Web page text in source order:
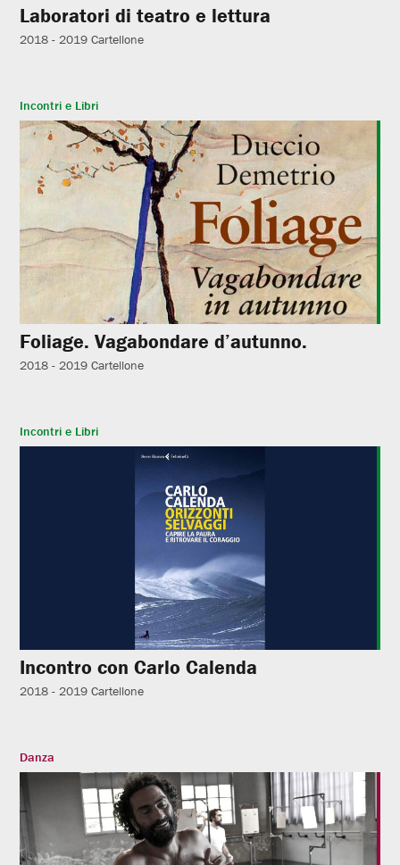
Laboratori di teatro e lettura
2018 - 2019 Cartellone
Incontri e Libri
Foliage. Vagabondare d’autunno.
2018 - 2019 Cartellone
Incontri e Libri
Incontro con Carlo Calenda
2018 - 2019 Cartellone
Danza